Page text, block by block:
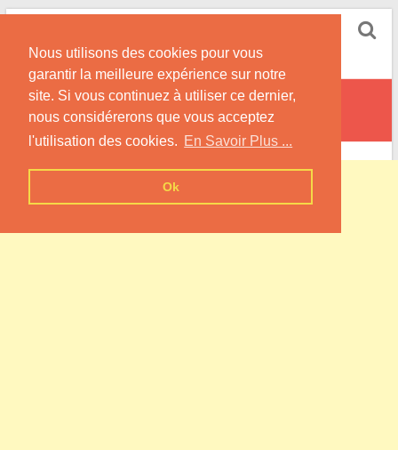
Nous utilisons des cookies pour vous
garantir la meilleure expérience sur notre
site. Si vous continuez à utiliser ce dernier,
nous considérerons que vous acceptez
l'utilisation des cookies. En Savoir Plus ...
Ok
Skip
content
Informations sur les Pompes à Chaleur
La Chapelle-Grésignac